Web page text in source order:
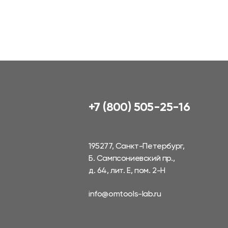
+7 (800) 505-25-16
195277, Санкт-Петербург,
Б. Сампсониевский пр.,
д. 64, лит. Е, пом. 2-Н
info@omtools-lab.ru